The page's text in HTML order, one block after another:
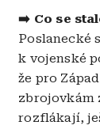
➡️ Co se
Poslanecké
k vojenské
že pro
zbrojovkám
rozflákají,